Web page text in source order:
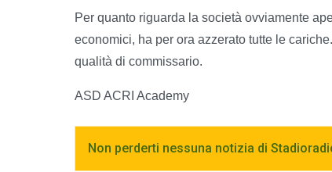
Per quanto riguarda la società ovviamente
economici, ha per ora azzerato tutte le
qualità di commissario.
ASD ACRI Academy
Non perderti nessuna notizia di